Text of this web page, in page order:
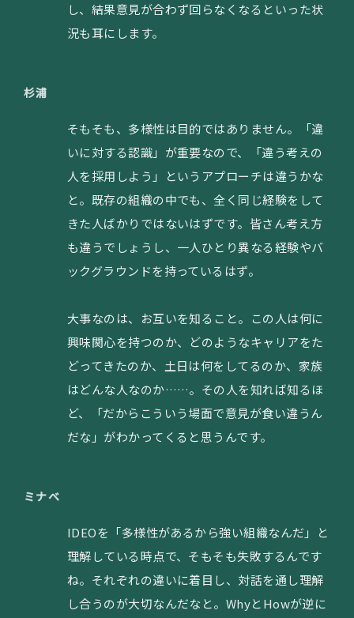
し、結果意見が合わず回らなくなるといった状
況も耳にします。
杉浦
そもそも、多様性は目的ではありません。「違
いに対する認識」が重要なので、「違う考えの
人を採用しよう」というアプローチは違うかな
と。既存の組織の中でも、全く同じ経験をして
きた人ばかりではないはずです。皆さん考え方
も違うでしょうし、一人ひとり異なる経験やバ
ックグラウンドを持っているはず。
大事なのは、お互いを知ること。この人は何に
興味関心を持つのか、どのようなキャリアをた
どってきたのか、土日は何をしてるのか、家族
はどんな人なのか……。その人を知れば知るほ
ど、「だからこういう場面で意見が食い違うん
だな」がわかってくると思うんです。
ミナベ
IDEOを「多様性があるから強い組織なんだ」と
理解している時点で、そもそも失敗するんです
ね。それぞれの違いに着目し、対話を通し理解
し合うのが大切なんだなと。WhyとHowが逆に